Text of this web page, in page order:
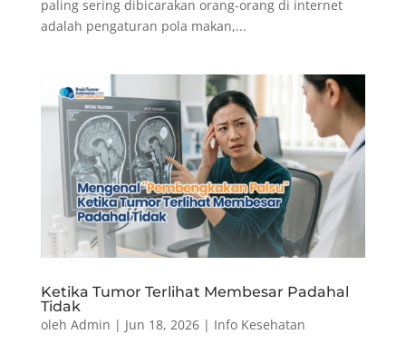
paling sering dibicarakan orang-orang di internet
adalah pengaturan pola makan,...
Ketika Tumor Terlihat Membesar Padahal
Tidak
oleh Admin | Jun 18, 2026| Info Kesehatan